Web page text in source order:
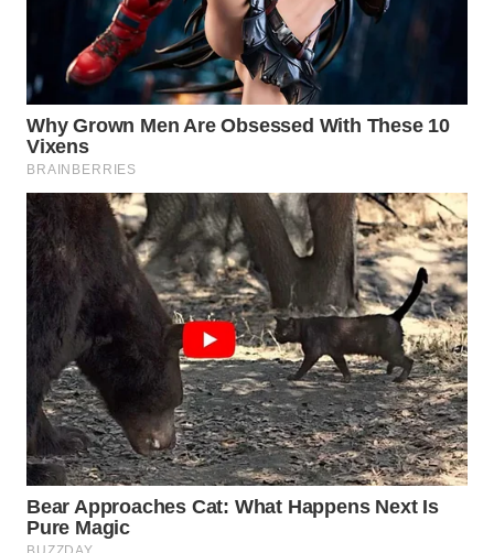
WAHANA
PERSONA
WAHANA
OTOMOTIF
WAHANA
HEALTH
WAHANA
DESA
WISATA
LAPAK
WAHANA
Wahana
Network
KONSUMEN
LISTRIK